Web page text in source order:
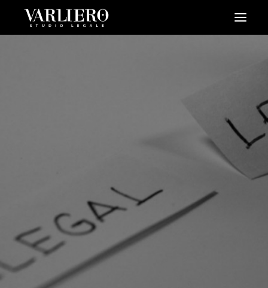
PRENDI UN APPUNTAMENTO